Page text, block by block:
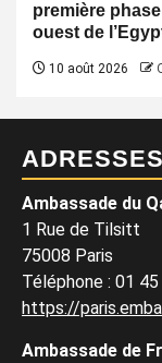
première
ouest de
10 août 2026
ADRESSES
Ambassade du
1 Rue de Tilsitt
75008 Paris
Téléphone : 01
https://
Ambassade de